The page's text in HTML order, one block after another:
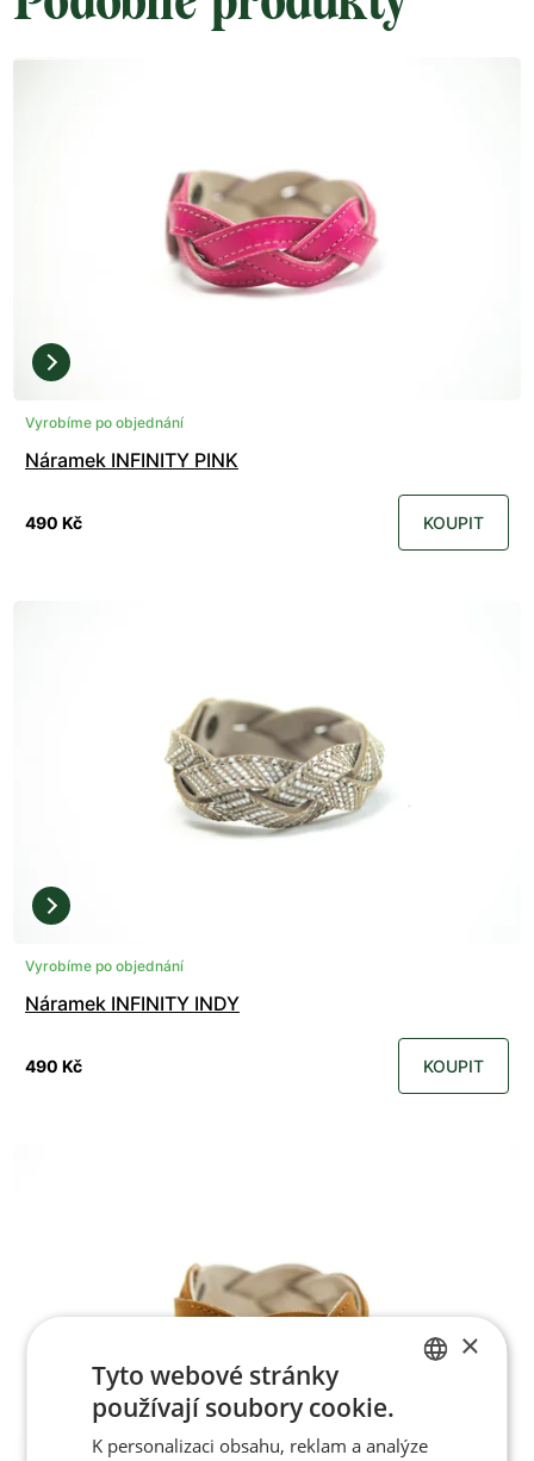
Vyrobíme po objednání
Náramek INFINITY PINK
490 Kč KOUPIT
Vyrobíme po objednání
Náramek INFINITY INDY
490 Kč KOUPIT
ENGLISH
×
Tyto webové stránky
používají soubory cookie.
K personalizaci obsahu, reklam a analýze